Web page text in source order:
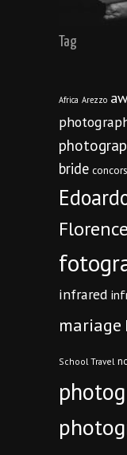
Tag
Africa Arezzo
bride
Florence
infrared
mariage
School Travel